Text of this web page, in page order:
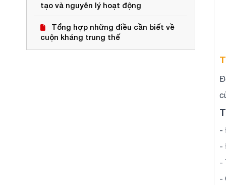
-
-
-
-
tạo và nguyên lý hoạt động
Tổng hợp những điều cần biết về
cuộn kháng trung thế